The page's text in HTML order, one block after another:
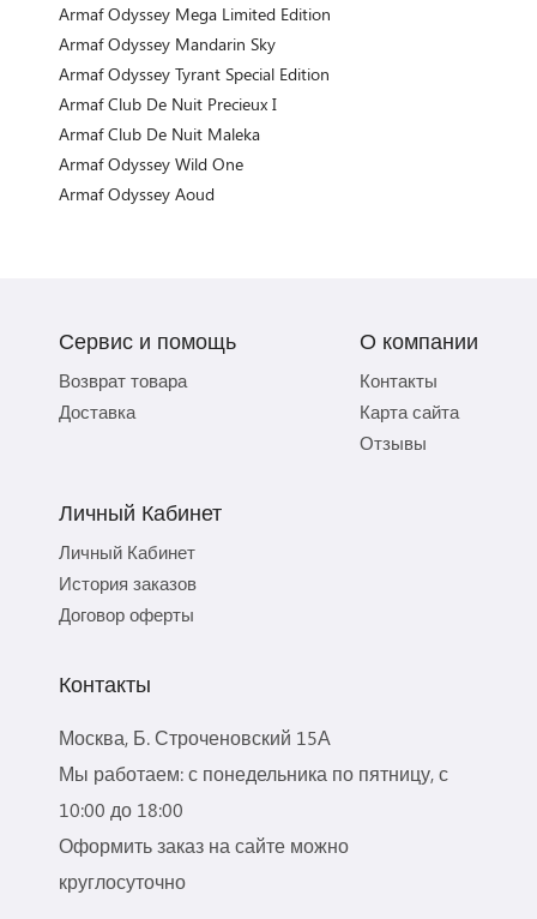
Armaf Odyssey Mega Limited Edition
Armaf Odyssey Mandarin Sky
Armaf Odyssey Tyrant Special Edition
Armaf Club De Nuit Precieux I
Armaf Club De Nuit Maleka
Armaf Odyssey Wild One
Armaf Odyssey Aoud
Сервис и помощь
Возврат товара
Доставка
О компании
Контакты
Карта сайта
Отзывы
Личный Кабинет
Личный Кабинет
История заказов
Договор оферты
Контакты
Москва, Б. Строченовский 15А
Мы работаем: с понедельника по пятницу, с
10:00 до 18:00
Оформить заказ на сайте можно
круглосуточно